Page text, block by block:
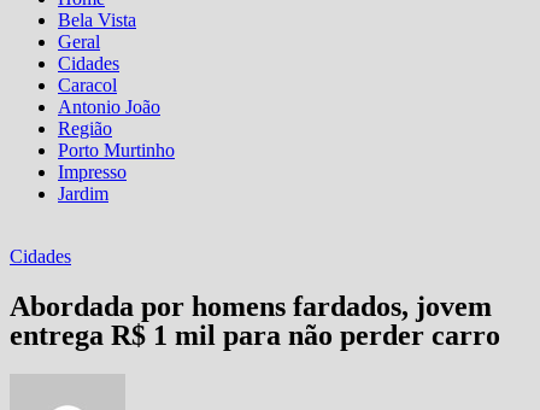
Bela Vista
Geral
Cidades
Caracol
Antonio João
Região
Porto Murtinho
Impresso
Jardim
Cidades
Abordada por homens fardados, jovem
entrega R$ 1 mil para não perder carro